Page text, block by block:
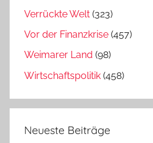
Verrückte Welt (323)
Vor der Finanzkrise (457)
Weimarer Land (98)
Wirtschaftspolitik (458)
Neueste Beiträge